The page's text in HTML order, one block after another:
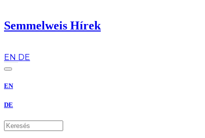
Semmelweis Hírek
EN DE
EN
DE